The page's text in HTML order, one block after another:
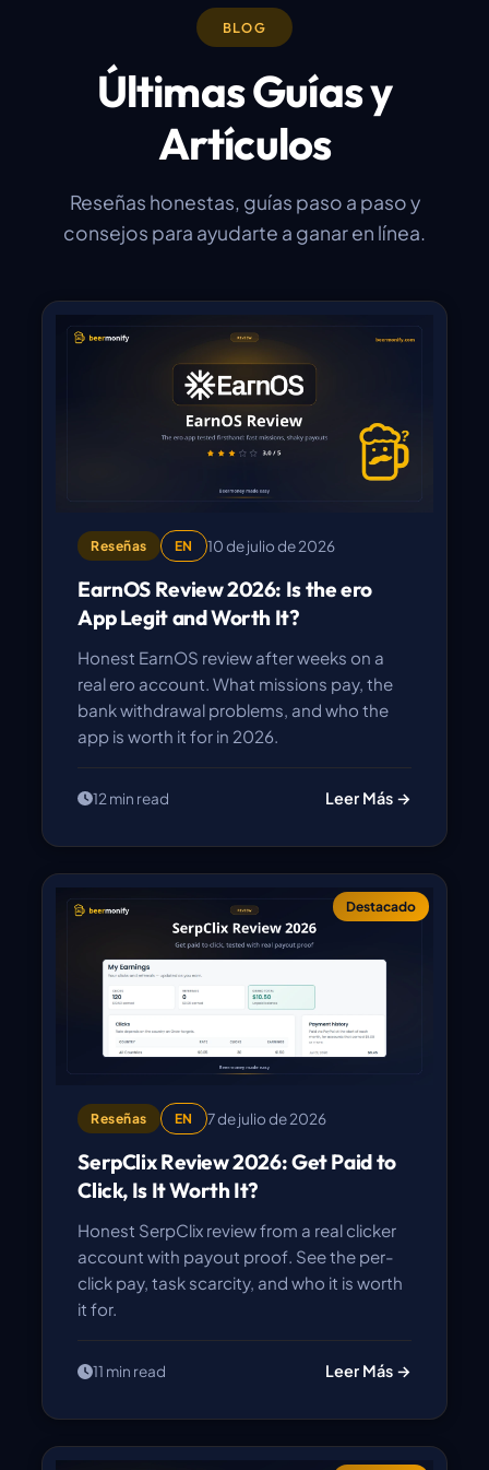
BLOG
Últimas Guías y
Artículos
Reseñas honestas, guías paso a paso y
consejos para ayudarte a ganar en línea.
Reseñas EN 10 de julio de 2026
EarnOS Review 2026: Is the ero
App Legit and Worth It?
Honest EarnOS review after weeks on a
real ero account. What missions pay, the
bank withdrawal problems, and who the
app is worth it for in 2026.
12 min read Leer Más →
Destacado
Reseñas EN 7 de julio de 2026
SerpClix Review 2026: Get Paid to
Click, Is It Worth It?
Honest SerpClix review from a real clicker
account with payout proof. See the per-
click pay, task scarcity, and who it is worth
it for.
11 min read Leer Más →